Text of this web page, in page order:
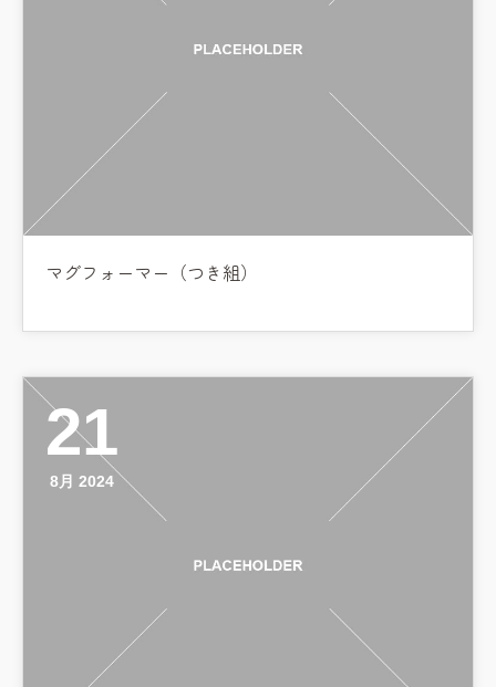
マグフォーマー（つき組）
21
8月 2024